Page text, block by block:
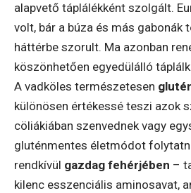
alapvető táplálékként szolgált.
volt, bár a búza és más gabonák
háttérbe szorult. Ma azonban
köszönhetően egyedülálló
A vadköles természetesen
különösen értékessé teszi azok
cöliákiában szenvednek vagy
gluténmentes életmódot
rendkívül gazdag fehérjében –
kilenc esszenciális aminosavat,